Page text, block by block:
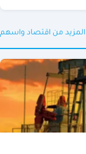
المزيد من اقتصاد واسهم